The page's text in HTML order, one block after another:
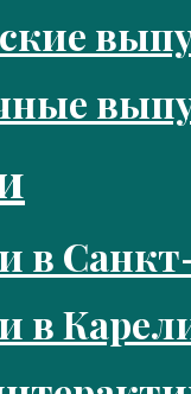
в
в